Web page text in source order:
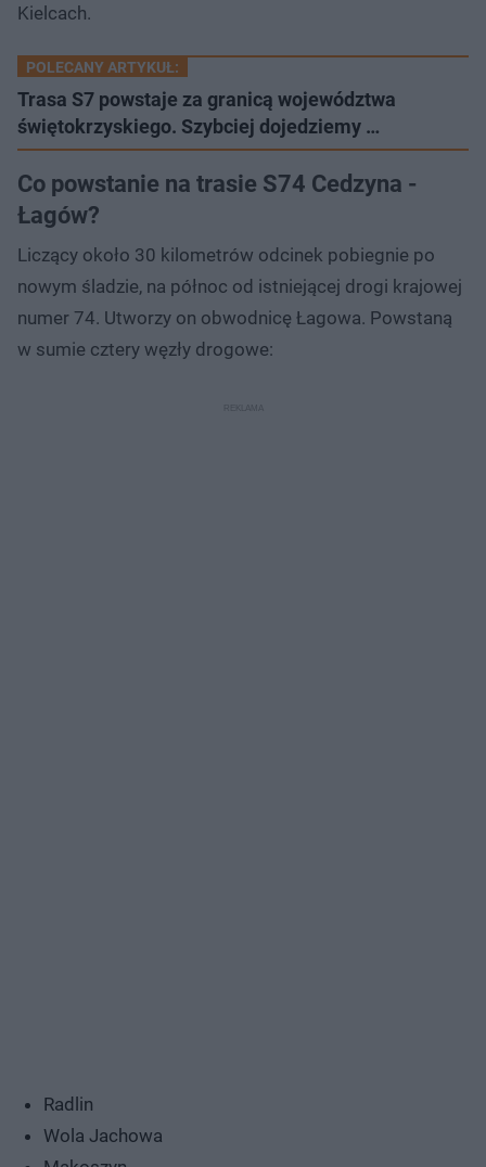
Kielcach.
POLECANY ARTYKUŁ:
Trasa S7 powstaje za granicą województwa
świętokrzyskiego. Szybciej dojedziemy …
Co powstanie na trasie S74 Cedzyna -
Łagów?
Liczący około 30 kilometrów odcinek pobiegnie po
nowym śladzie, na północ od istniejącej drogi krajowej
numer 74. Utworzy on obwodnicę Łagowa. Powstaną
w sumie cztery węzły drogowe:
Radlin
Wola Jachowa